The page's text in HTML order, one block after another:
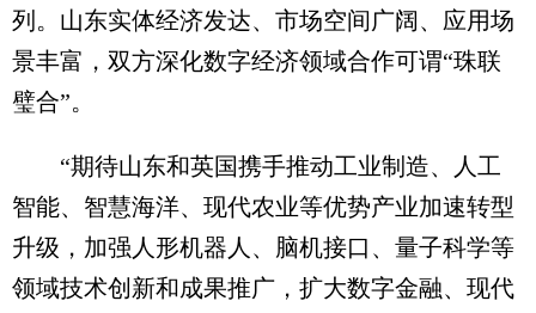
列。山东实体经济发达、市场空间广阔、应用场
景丰富，双方深化数字经济领域合作可谓“珠联
璧合”。
“期待山东和英国携手推动工业制造、人工
智能、智慧海洋、现代农业等优势产业加速转型
升级，加强人形机器人、脑机接口、量子科学等
领域技术创新和成果推广，扩大数字金融、现代